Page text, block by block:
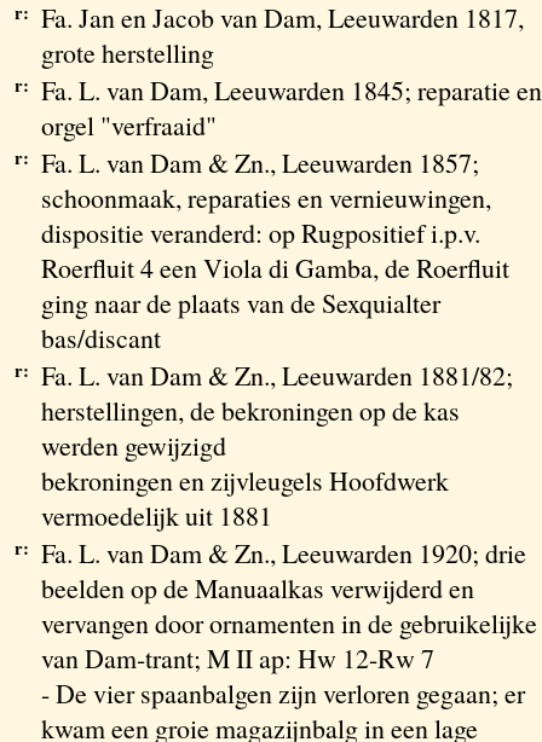
r: Fa. Jan en Jacob van Dam, Leeuwarden 1817,
grote herstelling
r: Fa. L. van Dam, Leeuwarden 1845; reparatie en
orgel "verfraaid"
r: Fa. L. van Dam & Zn., Leeuwarden 1857;
schoonmaak, reparaties en vernieuwingen,
dispositie veranderd: op Rugpositief i.p.v.
Roerfluit 4 een Viola di Gamba, de Roerfluit
ging naar de plaats van de Sexquialter
bas/discant
r: Fa. L. van Dam & Zn., Leeuwarden 1881/82;
herstellingen, de bekroningen op de kas
werden gewijzigd
bekroningen en zijvleugels Hoofdwerk
vermoedelijk uit 1881
r: Fa. L. van Dam & Zn., Leeuwarden 1920; drie
beelden op de Manuaalkas verwijderd en
vervangen door ornamenten in de gebruikelijke
van Dam-trant; M II ap: Hw 12-Rw 7
- De vier spaanbalgen zijn verloren gegaan; er
kwam een groie magazijnbalg in een lage